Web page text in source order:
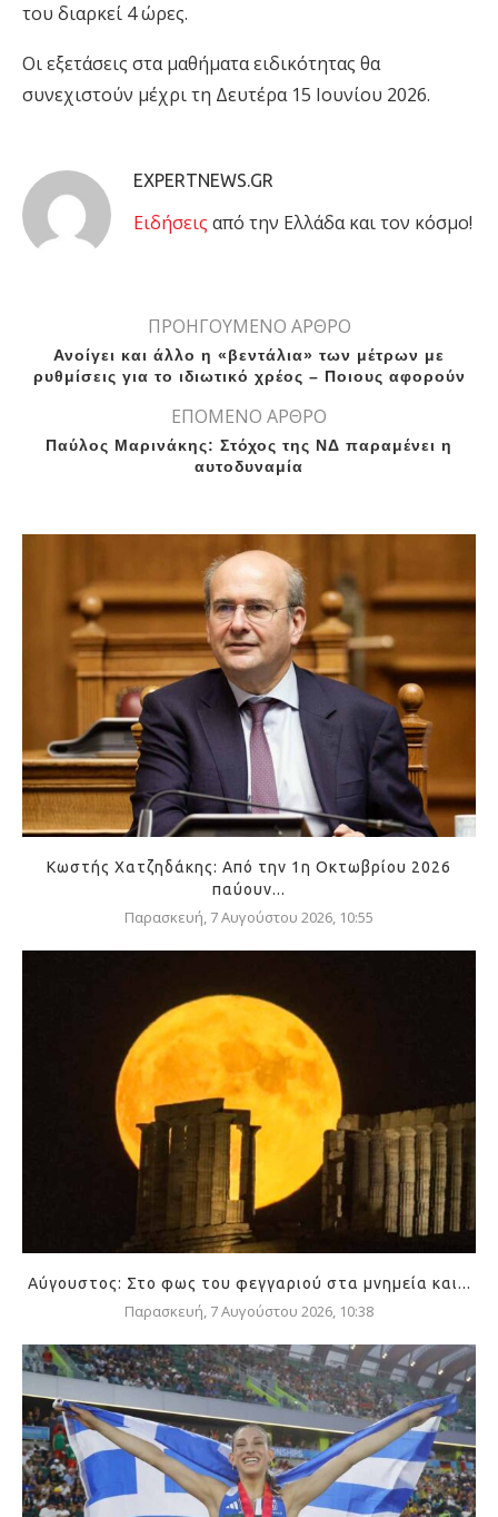
του διαρκεί 4 ώρες.
Οι εξετάσεις στα μαθήματα ειδικότητας θα
συνεχιστούν μέχρι τη Δευτέρα 15 Ιουνίου 2026.
EXPERTNEWS.GR
Eιδήσεις από την Ελλάδα και τον κόσμο!
ΠΡΟΗΓΟΥΜΕΝΟ ΑΡΘΡΟ
Ανοίγει και άλλο η «βεντάλια» των μέτρων με
ρυθμίσεις για το ιδιωτικό χρέος – Ποιους αφορούν
ΕΠΟΜΕΝΟ ΑΡΘΡΟ
Παύλος Μαρινάκης: Στόχος της ΝΔ παραμένει η
αυτοδυναμία
Κωστής Χατζηδάκης: Από την 1η Οκτωβρίου 2026
παύουν...
Παρασκευή, 7 Αυγούστου 2026, 10:55
Αύγουστος: Στο φως του φεγγαριού στα μνημεία και...
Παρασκευή, 7 Αυγούστου 2026, 10:38